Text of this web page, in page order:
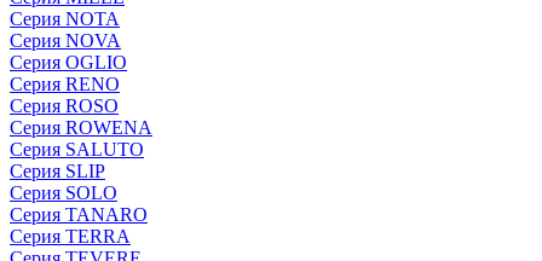
Серия NOTA
Серия NOVA
Серия OGLIO
Серия RENO
Серия ROSO
Серия ROWENA
Серия SALUTO
Серия SLIP
Серия SOLO
Серия TANARO
Серия TERRA